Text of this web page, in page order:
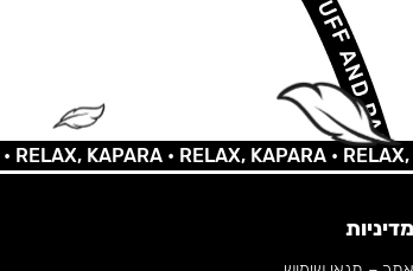
KAPARA •RELAX, KAPARA •RELAX,